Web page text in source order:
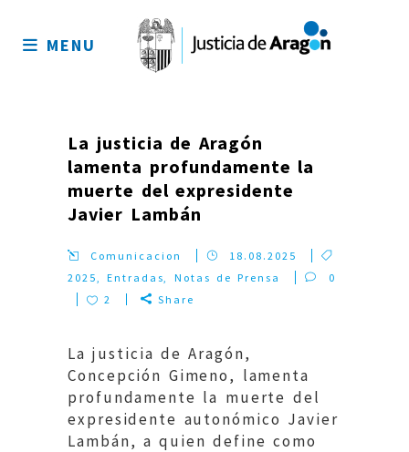
sitio
MENU
La justicia de Aragón
lamenta profundamente la
muerte del expresidente
Javier Lambán
Comunicacion
18.08.2025
2025,Entradas, Notas de Prensa
0
2
Share
La justicia de Aragón,
Concepción Gimeno, lamenta
profundamente la muerte del
expresidente autonómico Javier
Lambán, a quien define como